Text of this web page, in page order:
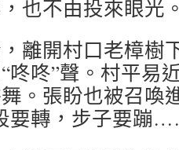
也不由投來眼光
離開村口老樟樹
咚咚”聲。村平易
。張盼也被召喚
要轉，步子要蹦